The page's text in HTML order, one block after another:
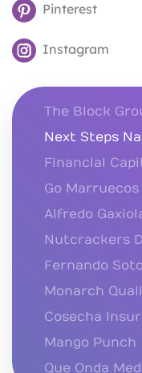
Pinterest
Instagram
The Block
Next Steps
Financial
Go
Alfredo
Nutcrackers
Fernando
Monarch
Cosecha
Mango Punch
Que Onda